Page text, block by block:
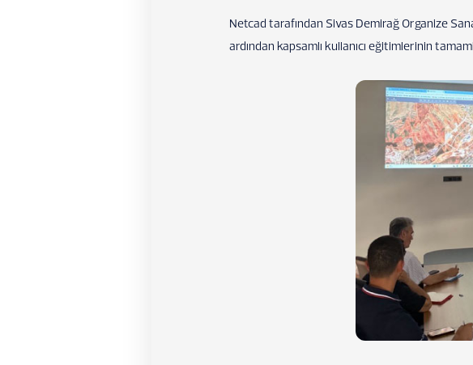
Netcad tarafından Sivas Demirağ Organize
ardından kapsamlı kullanıcı eğitimlerinin